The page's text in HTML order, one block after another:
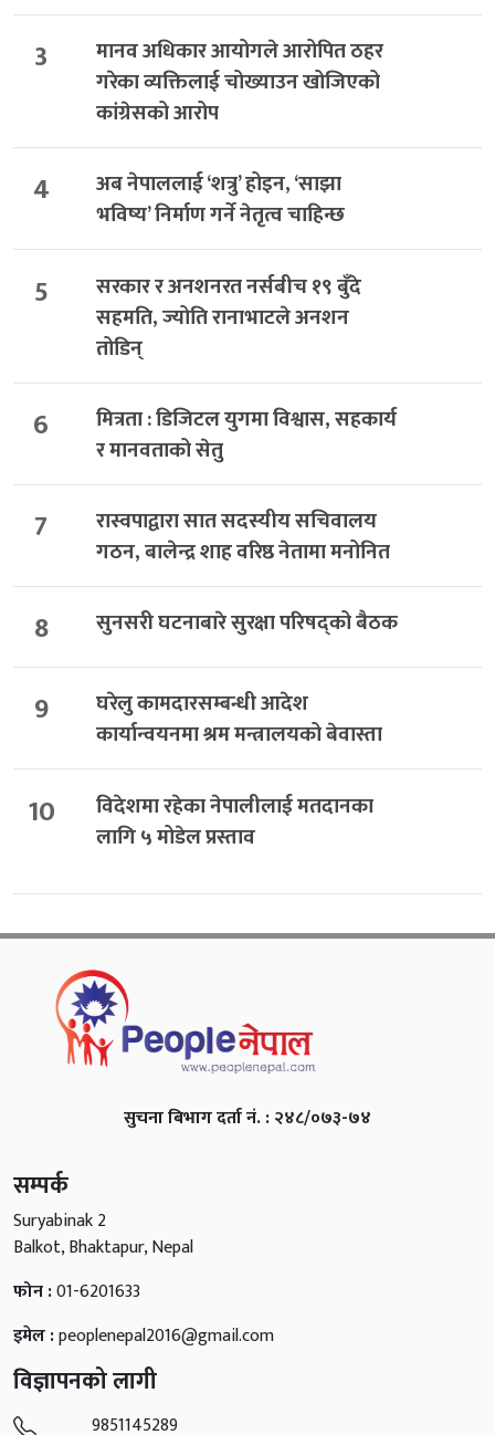
3
मानव अधिकार आयोगले आरोपित ठहर
गरेका व्यक्तिलाई चोख्याउन खोजिएको
कांग्रेसको आरोप
4
अब नेपाललाई ‘शत्रु’ होइन, ‘साझा
भविष्य’ निर्माण गर्ने नेतृत्व चाहिन्छ
5
सरकार र अनशनरत नर्सबीच १९ बुँदे
सहमति, ज्योति रानाभाटले अनशन
तोडिन्
6
मित्रता : डिजिटल युगमा विश्वास, सहकार्य
र मानवताको सेतु
7
रास्वपाद्वारा सात सदस्यीय सचिवालय
गठन, बालेन्द्र शाह वरिष्ठ नेतामा मनोनित
8 सुनसरी घटनाबारे सुरक्षा परिषद्को बैठक
9
घरेलु कामदारसम्बन्धी आदेश
कार्यान्वयनमा श्रम मन्त्रालयको बेवास्ता
10
विदेशमा रहेका नेपालीलाई मतदानका
लागि ५ मोडेल प्रस्ताव
सुचना बिभाग दर्ता नं. : २४८/०७३-७४
सम्पर्क
Suryabinak 2
Balkot, Bhaktapur, Nepal
फोन :01-6201633
इमेल :peoplenepal2016@gmail.com
विज्ञापनको लागी
9851145289